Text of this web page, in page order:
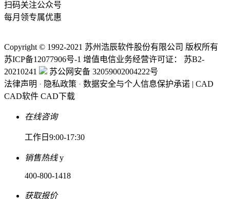
扫码关注公众号
每月领专属优惠
Copyright © 1992-2021 苏州浩辰软件股份有限公司 版权所有
苏ICP备12077906号-1 增值电信业务经营许可证： 苏B2-
20210241
苏公网安备 32059002004222号
法律声明 · 隐私政策 · 数据安全与个人信息保护承诺 | CAD
CAD软件 CAD下载
在线咨询
工作日9:00-17:30
销售热线 y
400-800-1418
获取报价